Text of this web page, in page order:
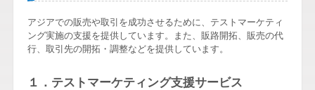
アジアでの販売や取引を成功させるために、テストマーケティ
ング実施の支援を提供しています。また、販路開拓、販売の代
行、取引先の開拓・調整などを提供しています。
１．テストマーケティング支援サービス